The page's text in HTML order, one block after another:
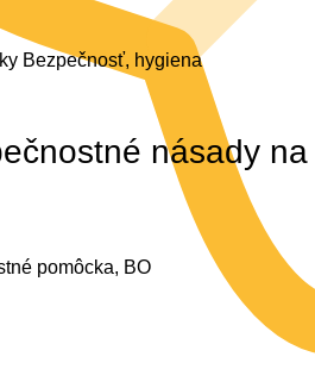
Bezpečnosť, hygiena
násady
pomôcka, BO